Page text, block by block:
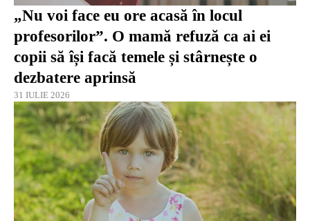
„Nu voi face eu ore acasă în locul
profesorilor”. O mamă refuză ca ai ei
copii să își facă temele și stârnește o
dezbatere aprinsă
31 IULIE 2026